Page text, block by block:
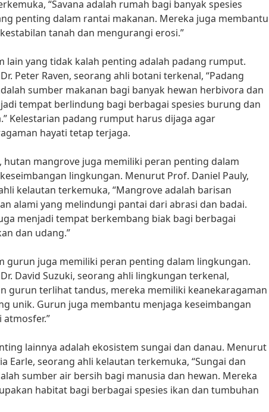
“Savana adalah rumah bagi banyak spesies
penting dalam rantai makanan. Mereka juga membantu
tanah dan mengurangi erosi.”
lain yang tidak kalah penting adalah padang rumput.
Peter Raven, seorang ahli botani terkenal, “Padang
sumber makanan bagi banyak hewan herbivora dan
tempat berlindung bagi berbagai spesies burung dan
Kelestarian padang rumput harus dijaga agar
hayati tetap terjaga.
hutan mangrove juga memiliki peran penting dalam
lingkungan. Menurut Prof. Daniel Pauly,
kelautan terkemuka, “Mangrove adalah barisan
alami yang melindungi pantai dari abrasi dan badai.
menjadi tempat berkembang biak bagi berbagai
dan udang.”
gurun juga memiliki peran penting dalam lingkungan.
David Suzuki, seorang ahli lingkungan terkenal,
gurun terlihat tandus, mereka memiliki keanekaragaman
unik. Gurun juga membantu menjaga keseimbangan
lainnya adalah ekosistem sungai dan danau. Menurut
Earle, seorang ahli kelautan terkemuka, “Sungai dan
sumber air bersih bagi manusia dan hewan. Mereka
habitat bagi berbagai spesies ikan dan tumbuhan